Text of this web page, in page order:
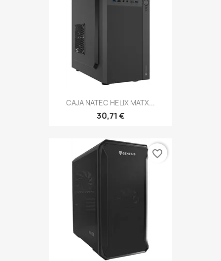
CAJA NATEC HELIX MATX...
30,71 €
favorite_border